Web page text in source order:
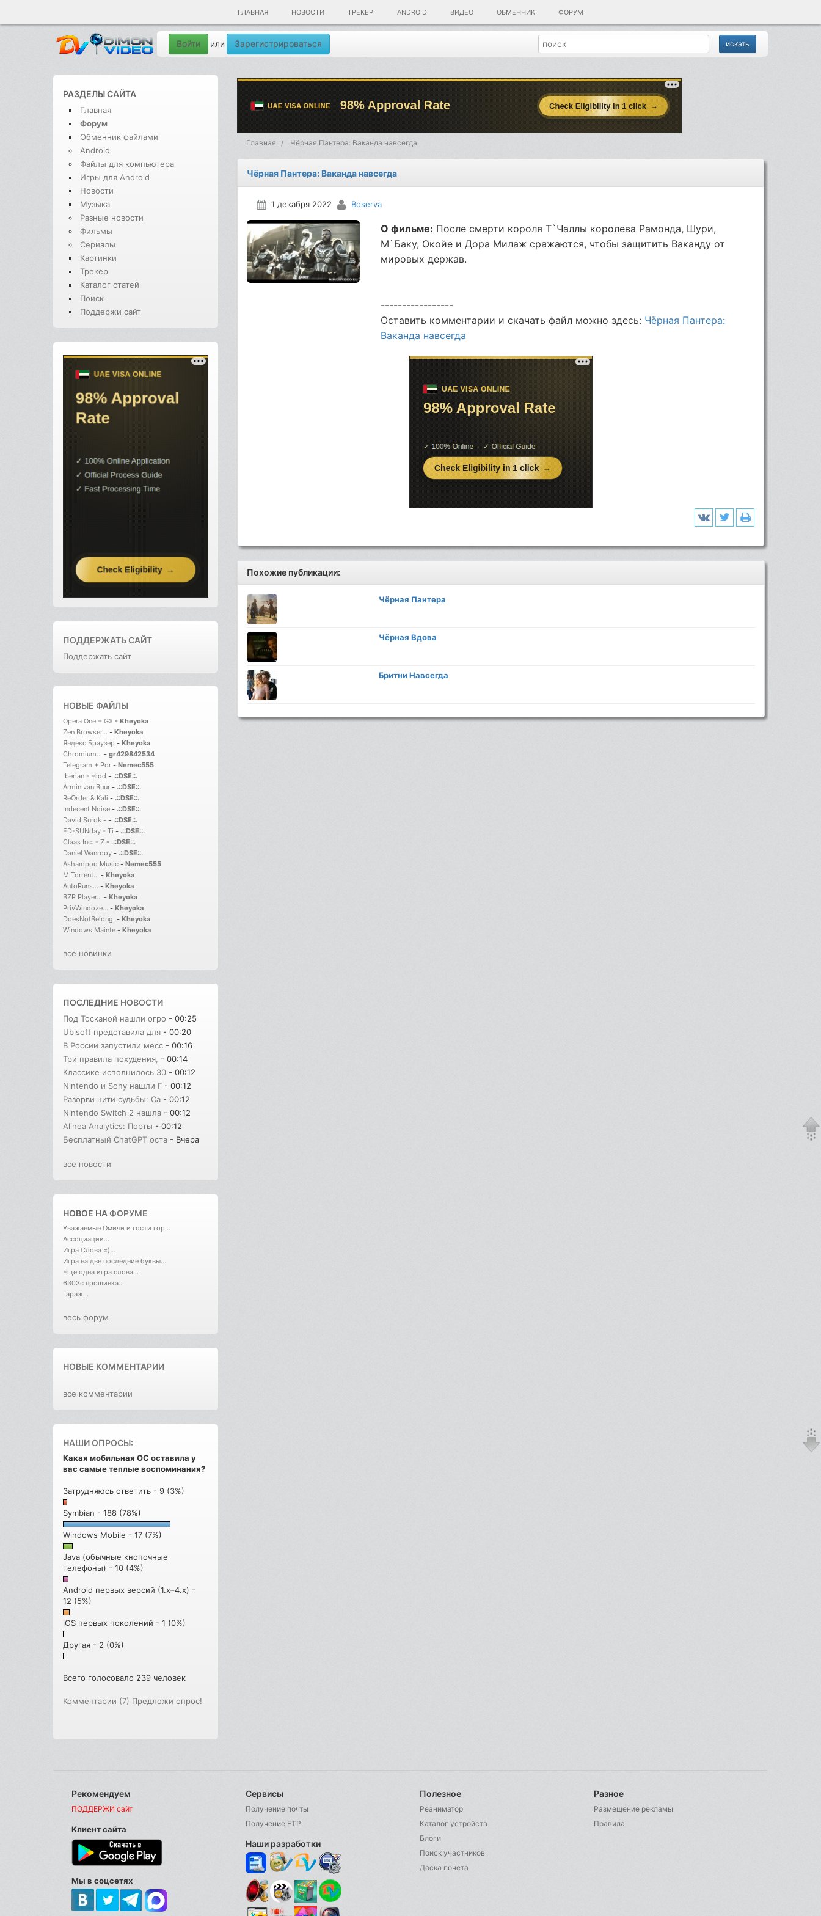
ГЛАВНАЯ НОВОСТИ ТРЕКЕР ANDROID ВИДЕО ОБМЕННИК ФОРУМ
Войти или Зарегистрироваться
РАЗДЕЛЫ САЙТА
Главная
Форум
Обменник файлами
Android
Файлы для компьютера
Игры для Android
Новости
Музыка
Разные новости
Фильмы
Сериалы
Картинки
Трекер
Каталог статей
Поиск
Поддержи сайт
ПОДДЕРЖАТЬ САЙТ
Поддержать сайт
НОВЫЕ ФАЙЛЫ
Opera One + GX - Kheyoka
Zen Browser... - Kheyoka
Яндекс Браузер - Kheyoka
Chromium... - gr429842534
Telegram + Por - Nemec555
Iberian - Hidd - .::DSE::.
Armin van Buur - .::DSE::.
ReOrder & Kali - .::DSE::.
Indecent Noise - .::DSE::.
David Surok - - .::DSE::.
ED-SUNday - Ti - .::DSE::.
Claas Inc. - Z - .::DSE::.
Daniel Wanrooy - .::DSE::.
Ashampoo Music - Nemec555
MITorrent... - Kheyoka
AutoRuns... - Kheyoka
BZR Player... - Kheyoka
PrivWindoze... - Kheyoka
DoesNotBelong. - Kheyoka
Windows Mainte - Kheyoka
все новинки
ПОСЛЕДНИЕ НОВОСТИ
Под Тосканой нашли огро - 00:25
Ubisoft представила для - 00:20
В России запустили месс - 00:16
Три правила похудения, - 00:14
Классике исполнилось 30 - 00:12
Nintendo и Sony нашли Г - 00:12
Разорви нити судьбы: Сa - 00:12
Nintendo Switch 2 нашла - 00:12
Alinea Analytics: Порты - 00:12
Бесплатный ChatGPT оста - Вчера
все новости
НОВОЕ НАФОРУМЕ
Уважаемые Омичи и гости гор...
Ассоциации...
Игра Слова =)...
Игра на две последние буквы...
Еще одна игра слова...
6303с прошивка...
Гараж...
весь форум
НОВЫЕ КОММЕНТАРИИ
все комментарии
НАШИ ОПРОСЫ:
Какая мобильная ОС оставила у
вас самые теплые воспоминания?
Затрудняюсь ответить - 9 (3%)
Symbian - 188 (78%)
Windows Mobile - 17 (7%)
Java (обычные кнопочные
телефоны) - 10 (4%)
Android первых версий (1.x–4.x) -
12 (5%)
iOS первых поколений - 1 (0%)
Другая - 2 (0%)
Всего голосовало 239 человек
Комментарии (7) Предложи опрос!
Главная Чёрная Пантера: Ваканда навсегда
Чёрная Пантера: Ваканда навсегда
1 декабря 2022 Boserva
О фильме: После смерти короля Т`Чаллы королева Рамонда, Шури,
М`Баку, Окойе и Дора Милаж сражаются, чтобы защитить Ваканду от
мировых держав.
-----------------
Оставить комментарии и скачать файл можно здесь: Чёрная Пантера:
Ваканда навсегда
Похожие публикации:
Чёрная Пантера
Чёрная Вдова
Бритни Навсегда
Рекомендуем
ПОДДЕРЖИ сайт
Клиент сайта
Мы в соцсетях
Сервисы
Получение почты
Получение FTP
Наши разработки
Полезное
Реаниматор
Каталог устройств
Блоги
Поиск участников
Доска почета
Разное
Размещение рекламы
Правила